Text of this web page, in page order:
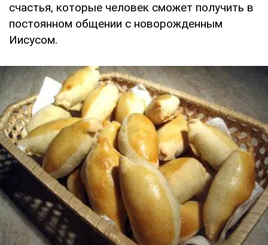
счастья, которые человек сможет получить в
постоянном общении с новорожденным
Иисусом.